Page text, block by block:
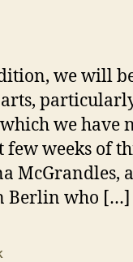
we will
we have
weeks of
McGrandles, a
Berlin who […]